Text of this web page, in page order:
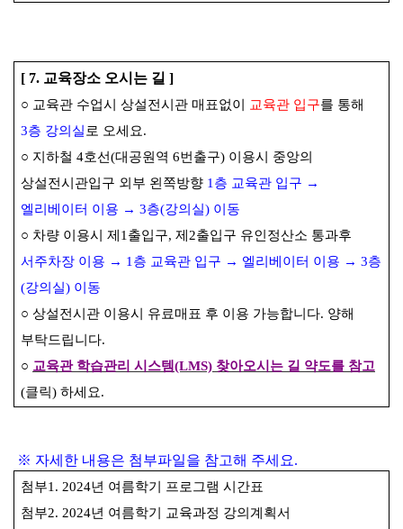
[ 7. 교육장소 오시는 길 ]
○ 교육관 수업시 상설전시관 매표없이 교육관 입구를 통해
3층 강의실 로 오세요.
○ 지하철 4호선(대공원역 6번출구) 이용시 중앙의
상설전시관입구 외부 왼쪽방향 1 층 교육관 입구 →
엘리베이터 이용 → 3층(강의실) 이동
○ 차량 이용시 제 1 출입구, 제 2출입구 유인정산소 통과후
서주차장 이용 → 1 층 교육관 입구 → 엘리베이터 이용 → 3층
(강의실) 이동
○ 상설전시관 이용시 유료매표 후 이용 가능합니다. 양해
부탁드립니다.
○ 교육관 학습관리 시스템(LMS) 찾아오시는 길 약도를 참고
(클릭) 하세요.
※ 자세한 내용은 첨부파일을 참고해 주세요.
첨부1. 2024년 여름학기 프로그램 시간표
첨부2. 2024년 여름학기 교육과정 강의계획서